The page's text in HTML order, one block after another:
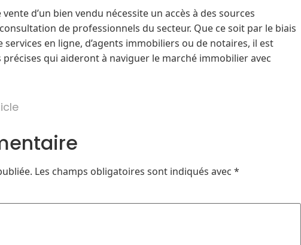
d’un bien vendu nécessite un accès à des sources
de professionnels du secteur. Que ce soit par le biais
services en ligne, d’agents immobiliers ou de notaires, il est
qui aideront à naviguer le marché immobilier avec
Les champs obligatoires sont indiqués avec *